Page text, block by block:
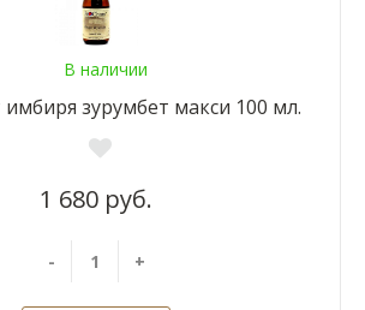
В наличии
зурумбет макси 100 мл.
1 680 руб.
- +